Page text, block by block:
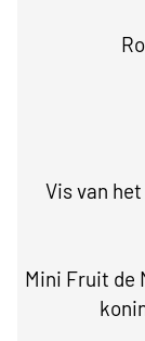
Vis van
Mini Fruit de